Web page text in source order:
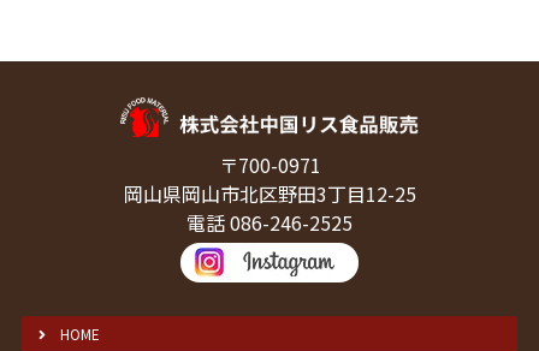
〒700-0971
岡山県岡山市北区野田3丁目12-25
電話 086-246-2525
HOME